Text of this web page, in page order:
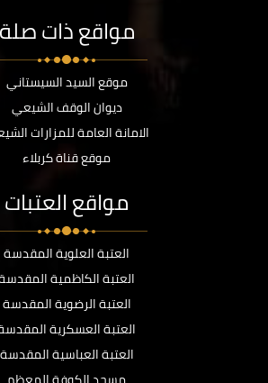
مواقع ذات صلة
موقع السيد السيستاني
ديوان الوقف الشيعي
الامانة العامة للمزارات
موقع قناة كربلاء
مواقع العتبات
العتبة العلوية المقدسة
العتبة الكاظمية
العتبة الرضوية المقدسة
العتبة العسكرية
العتبة العباسية المقدسة